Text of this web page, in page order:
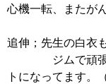
心機一転、またが
追伸；先生の白衣
ジムで頑張っ
トになってます。